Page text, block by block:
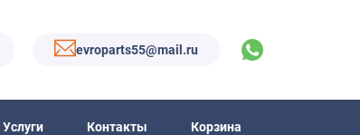
evroparts55@mail.ru
Услуги Контакты Корзина